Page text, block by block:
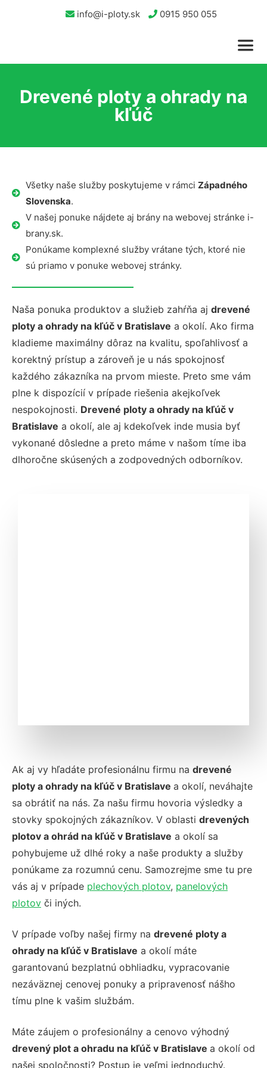
info@i-ploty.sk 0915 950 055
Drevené ploty a ohrady na
kľúč
Všetky naše služby poskytujeme v rámci Západného
Slovenska.
V našej ponuke nájdete aj brány na webovej stránke i-
brany.sk.
Ponúkame komplexné služby vrátane tých, ktoré nie
sú priamo v ponuke webovej stránky.
Naša ponuka produktov a služieb zahŕňa aj drevené
ploty a ohrady na kľúč v Bratislave a okolí. Ako firma
kladieme maximálny dôraz na kvalitu, spoľahlivosť a
korektný prístup a zároveň je u nás spokojnosť
každého zákazníka na prvom mieste. Preto sme vám
plne k dispozícií v prípade riešenia akejkoľvek
nespokojnosti. Drevené ploty a ohrady na kľúč v
Bratislave a okolí, ale aj kdekoľvek inde musia byť
vykonané dôsledne a preto máme v našom tíme iba
dlhoročne skúsených a zodpovedných odborníkov.
Ak aj vy hľadáte profesionálnu firmu na drevené
ploty a ohrady na kľúč v Bratislave a okolí, neváhajte
sa obrátiť na nás. Za našu firmu hovoria výsledky a
stovky spokojných zákazníkov. V oblasti drevených
plotov a ohrád na kľúč v Bratislave a okolí sa
pohybujeme už dlhé roky a naše produkty a služby
ponúkame za rozumnú cenu. Samozrejme sme tu pre
vás aj v prípade plechových plotov, panelových
plotov či iných.
V prípade voľby našej firmy na drevené ploty a
ohrady na kľúč v Bratislave a okolí máte
garantovanú bezplatnú obhliadku, vypracovanie
nezáväznej cenovej ponuky a pripravenosť nášho
tímu plne k vašim službám.
Máte záujem o profesionálny a cenovo výhodný
drevený plot a ohradu na kľúč v Bratislave a okolí od
našej spoločnosti? Postup je veľmi jednoduchý.